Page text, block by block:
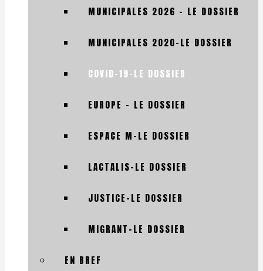
MUNICIPALES 2026 – LE DOSSIER
MUNICIPALES 2020-LE DOSSIER
COVID-19-LE DOSSIER
EUROPE – LE DOSSIER
ESPACE M-LE DOSSIER
LACTALIS-LE DOSSIER
JUSTICE-LE DOSSIER
MIGRANT-LE DOSSIER
EN BREF